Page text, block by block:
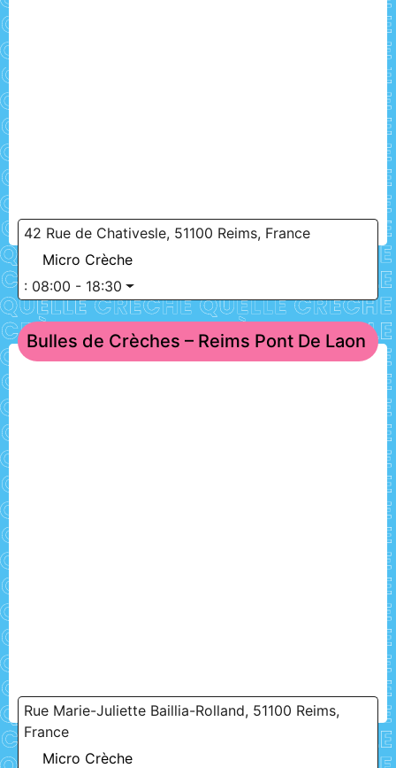
42 Rue de Chativesle, 51100 Reims, France
Micro Crèche
: 08:00 - 18:30
Bulles de Crèches – Reims Pont De Laon
Rue Marie-Juliette Baillia-Rolland, 51100 Reims,
France
Micro Crèche